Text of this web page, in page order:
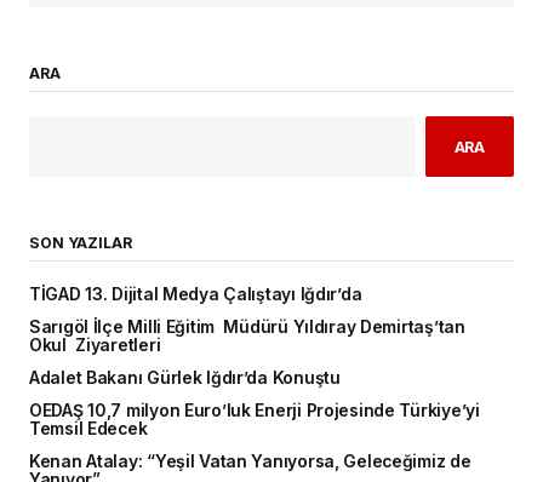
ARA
ARA
SON YAZILAR
TİGAD 13. Dijital Medya Çalıştayı Iğdır’da
Sarıgöl İlçe Milli Eğitim Müdürü Yıldıray Demirtaş’tan
Okul Ziyaretleri
Adalet Bakanı Gürlek Iğdır’da Konuştu
OEDAŞ 10,7 milyon Euro’luk Enerji Projesinde Türkiye’yi
Temsil Edecek
Kenan Atalay: “Yeşil Vatan Yanıyorsa, Geleceğimiz de